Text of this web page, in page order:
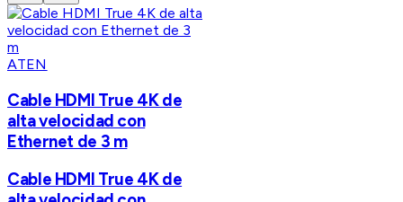
ATEN
Cable HDMI True 4K de
alta velocidad con
Ethernet de 3 m
Cable HDMI True 4K de